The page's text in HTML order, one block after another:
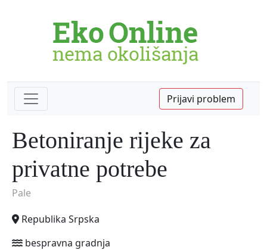
Prijavi problem
Betoniranje rijeke za
privatne potrebe
Pale
Republika Srpska
bespravna gradnja